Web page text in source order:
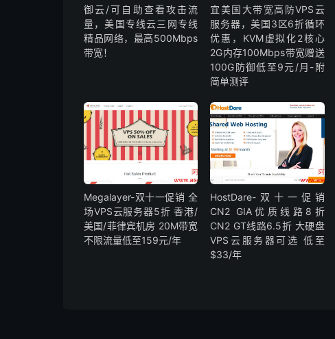
御云/可自助查看攻击流
量，美国专线云三网专线
精品网络，最高500Mbps
带宽！
宜美国大带宽高防VPS云
服务器，美国3区6折循环
优惠，KVM虚拟化2核心
2G内存100Mbps带宽赠送
100G防御低至9元/月-附
简单测评
Megalayer-双十一促销 全
场VPS云服务器5折 香港/
美国/菲律宾机房 20M带宽
不限流量低至159元/年
HostDare-双十一促销
CN2 GIA优质线路8折
CN2 GT线路6.5折 大硬盘
VPS云服务器可选 低至
$33/年